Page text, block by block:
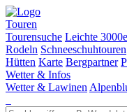
Touren
Tourensuche Leichte
Rodeln Schneeschuhtouren
Hütten Karte Bergpartner
Wetter & Infos
Wetter & Lawinen